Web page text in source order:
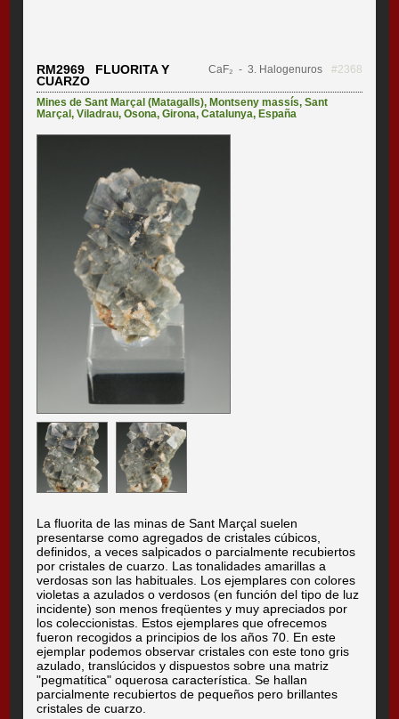
RM2969 FLUORITA Y
CUARZO
CaF₂ - 3. Halogenuros #2368
Mines de Sant Marçal (Matagalls), Montseny massís,Sant
Marçal,Viladrau,Osona,Girona,Catalunya, España
La fluorita de las minas de Sant Marçal suelen
presentarse como agregados de cristales cúbicos,
definidos, a veces salpicados o parcialmente recubiertos
por cristales de cuarzo. Las tonalidades amarillas a
verdosas son las habituales. Los ejemplares con colores
violetas a azulados o verdosos (en función del tipo de luz
incidente) son menos freqüentes y muy apreciados por
los coleccionistas. Estos ejemplares que ofrecemos
fueron recogidos a principios de los años 70. En este
ejemplar podemos observar cristales con este tono gris
azulado, translúcidos y dispuestos sobre una matriz
"pegmatítica" oquerosa característica. Se hallan
parcialmente recubiertos de pequeños pero brillantes
cristales de cuarzo.